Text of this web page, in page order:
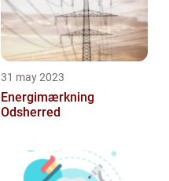
31 may 2023
Energimærkning
Odsherred